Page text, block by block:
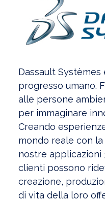
Dassault
progresso umano.
alle persone
per immaginare
Creando
mondo reale con
nostre applicazioni
clienti possono
creazione,
di vita della loro